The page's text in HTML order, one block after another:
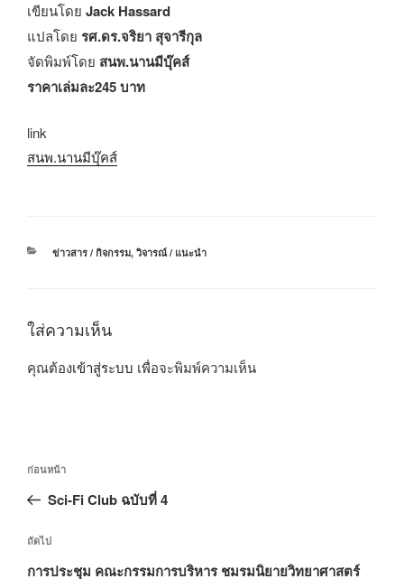
เขียนโดย Jack Hassard
แปลโดย รศ.ดร.จริยา สุจารีกุล
จัดพิมพ์โดย สนพ.นานมีบุ๊คส์
ราคาเล่มละ245 บาท
link
สนพ.นานมีบุ๊คส์
หมวด
ข่าวสาร / กิจกรรม, วิจารณ์ / แนะนำ
ใส่ความเห็น
คุณต้องเข้าสู่ระบบ เพื่อจะพิมพ์ความเห็น
แนะแนว
เรื่อง
เรื่อง
ก่อน
ก่อนหน้า
Sci-Fi Club ฉบับที่ 4
เรื่อง
ถัด
ถัดไป
การประชุม คณะกรรมการบริหาร ชมรมนิยายวิทยาศาสตร์